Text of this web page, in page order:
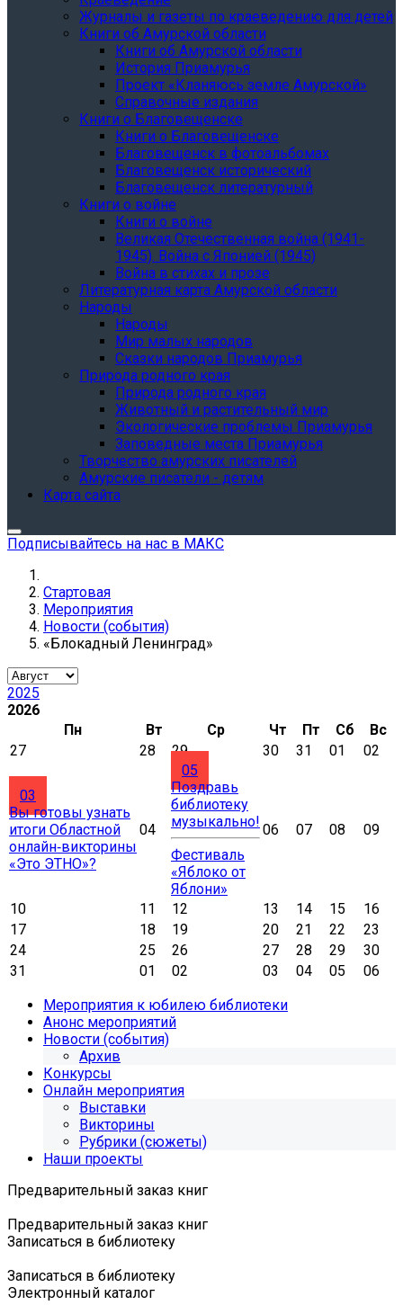
Журналы и газеты по краеведению для детей
Книги об Амурской области
Книги об Амурской области
История Приамурья
Проект «Кланяюсь земле Амурской»
Справочные издания
Книги о Благовещенске
Книги о Благовещенске
Благовещенск в фотоальбомах
Благовещенск исторический
Благовещенск литературный
Книги о войне
Книги о войне
Великая Отечественная война (1941-
1945). Война с Японией (1945)
Война в стихах и прозе
Литературная карта Амурской области
Народы
Народы
Мир малых народов
Сказки народов Приамурья
Природа родного края
Природа родного края
Животный и растительный мир
Экологические проблемы Приамурья
Заповедные места Приамурья
Творчество амурских писателей
Амурские писатели - детям
Карта сайта
Подписывайтесь на нас в МАКС
Стартовая
Мероприятия
Новости (события)
«Блокадный Ленинград»
2025
2026
Пн
Вт Ср Чт Пт Сб
Вс
27
28 29 30 31 01 02
03
Вы готовы узнать
итоги Областной
онлайн‑викторины
«Это ЭТНО»?
04
05
Поздравь
библиотеку
музыкально!
Фестиваль
«Яблоко от
Яблони»
06 07 08 09
10 11 12 13 14 15
16
17
18 19 20 21 22
23
24
25 26 27 28 29
30
31
01 02 03 04 05
06
Мероприятия к юбилею библиотеки
Анонс мероприятий
Новости (события)
Архив
Конкурсы
Онлайн мероприятия
Выставки
Викторины
Рубрики (сюжеты)
Наши проекты
Предварительный заказ книг
Предварительный заказ книг
Записаться в библиотеку
Записаться в библиотеку
Электронный каталог